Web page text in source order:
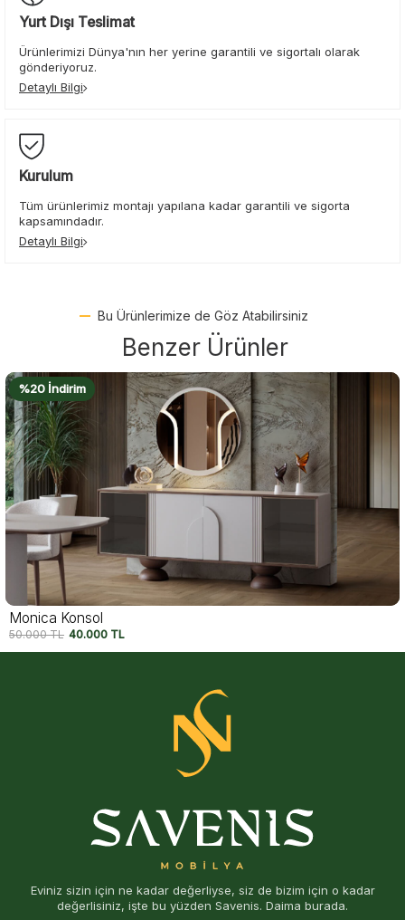
Yurt Dışı Teslimat
Ürünlerimizi Dünya'nın her yerine garantili ve sigortalı olarak
gönderiyoruz.
Detaylı Bilgi
Kurulum
Tüm ürünlerimiz montajı yapılana kadar garantili ve sigorta
kapsamındadır.
Detaylı Bilgi
Bu Ürünlerimize de Göz Atabilirsiniz
Benzer Ürünler
%22 İndirim
Felix Konsol
54.750TL 42.500TL
Eviniz sizin için ne kadar değerliyse, siz de bizim için o kadar
değerlisiniz, işte bu yüzden Savenis. Daima burada.